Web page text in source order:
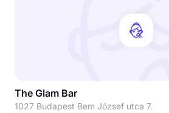
The Glam Bar
1027 Budapest Bem József utca 7.